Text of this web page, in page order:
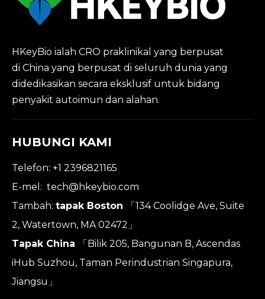
HKeyBio ialah CRO praklinikal yang berpusat
di China yang berpusat di seluruh dunia yang
didedikasikan secara eksklusif untuk bidang
penyakit autoimun dan alahan.
HUBUNGI KAMI
Telefon: +1 2396821165
E-mel: tech@hkeybio.com
Tambah: tapak Boston
「134 Coolidge Ave, Suite
2, Watertown, MA 02472」
Tapak China
「Bilik 205, Bangunan B, Ascendas
iHub Suzhou, Taman Perindustrian Singapura,
Jiangsu」